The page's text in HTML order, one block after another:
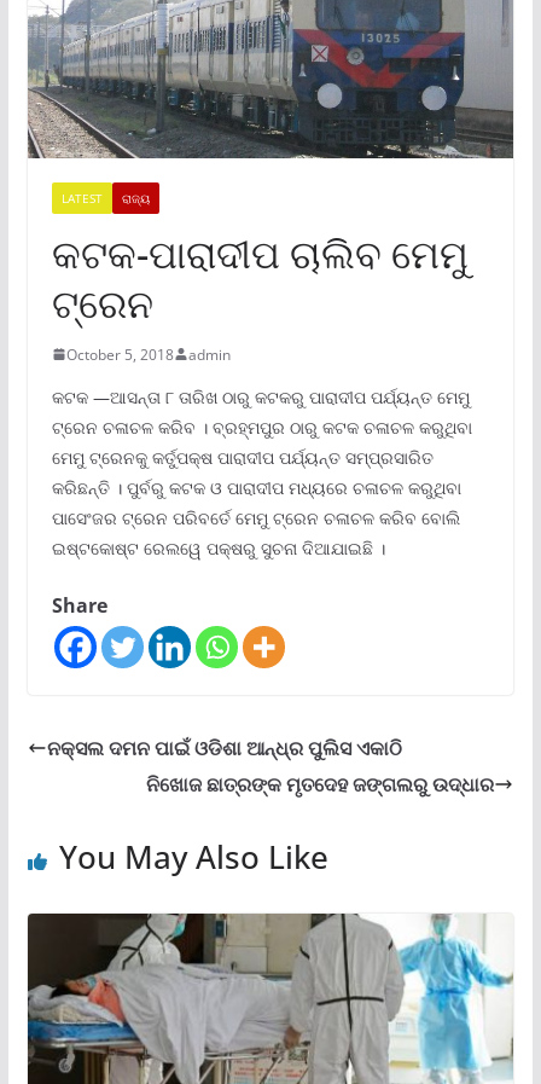
LATEST ରାଜ୍ୟ
କଟକ-ପାରାଦୀପ ଚାଲିବ ମେମୁ
ଟ୍ରେନ
October 5, 2018 admin
କଟକ —ଆସନ୍ତା ୮ ତାରିଖ ଠାରୁ କଟକରୁ ପାରାଦୀପ ପର୍ଯ୍ୟନ୍ତ ମେମୁ
ଟ୍ରେନ ଚଳାଚଳ କରିବ । ବ୍ରହ୍ମପୁର ଠାରୁ କଟକ ଚଳାଚଳ କରୁଥିବା
ମେମୁ ଟ୍ରେନକୁ କର୍ତୁପକ୍ଷ ପାରାଦୀପ ପର୍ଯ୍ୟନ୍ତ ସମ୍ପ୍ରସାରିତ
କରିଛନ୍ତି । ପୁର୍ବରୁ କଟକ ଓ ପାରାଦୀପ ମଧ୍ୟରେ ଚଳାଚଳ କରୁଥିବା
ପାସେଂଜର ଟ୍ରେନ ପରିବର୍ତେ ମେମୁ ଟ୍ରେନ ଚଳାଚଳ କରିବ ବୋଲି
ଇଷ୍ଟକୋଷ୍ଟ ରେଲୱେ ପକ୍ଷରୁ ସୁଚନା ଦିଆଯାଇଛି ।
Share
ନକ୍ସଲ ଦମନ ପାଇଁ ଓଡିଶା ଆନ୍ଧ୍ର ପୁଲିସ ଏକାଠି
ନିଖୋଜ ଛାତ୍ରଙ୍କ ମୃତଦେହ ଜଙ୍ଗଲରୁ ଉଦ୍ଧାର
You May Also Like